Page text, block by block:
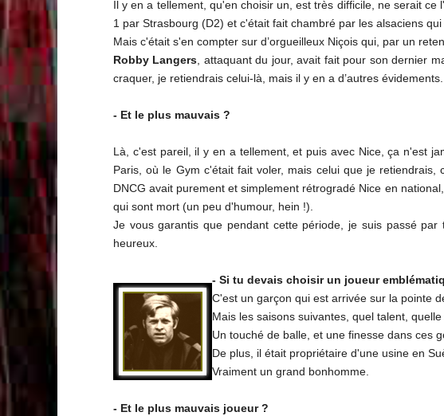
Il y en a tellement, qu'en choisir un, est très difficile, ne serait
1 par Strasbourg (D2) et c'était fait chambré par les alsaciens
Mais c'était s'en compter sur d’orgueilleux Niçois qui, par un
Robby Langers , attaquant du jour, avait fait pour son dernier
craquer, je retiendrais celui-là, mais il y en a d’autres évidements.
- Et le plus mauvais ?
Là, c'est pareil, il y en a tellement, et puis avec Nice, ça n'est
Paris, où le Gym c'était fait voler, mais celui que je
DNCG avait purement et simplement rétrogradé Nice en
qui sont mort (un peu d'humour, hein !).
Je vous garantis que pendant cette période, je suis passé
heureux.
- Si tu devais choisir un joueur
C'est un garçon qui est arrivée sur la pointe
Mais les saisons suivantes, quel talent,
Un touché de balle, et une finesse dans ces
De plus, il était propriétaire d'une usine en
Vraiment un grand bonhomme.
- Et le plus mauvais joueur ?